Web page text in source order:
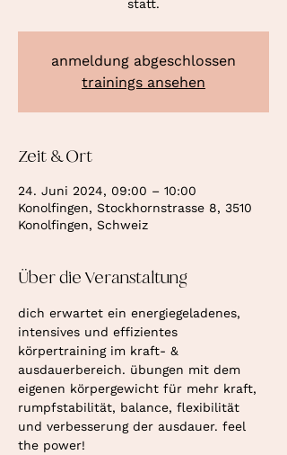
statt.
anmeldung abgeschlossen
trainings ansehen
Zeit & Ort
24. Juni 2024, 09:00 – 10:00
Konolfingen, Stockhornstrasse 8, 3510
Konolfingen, Schweiz
Über die Veranstaltung
dich erwartet ein energiegeladenes,
intensives und effizientes
körpertraining im kraft- &
ausdauerbereich. übungen mit dem
eigenen körpergewicht für mehr kraft,
rumpfstabilität, balance, flexibilität
und verbesserung der ausdauer. feel
the power!